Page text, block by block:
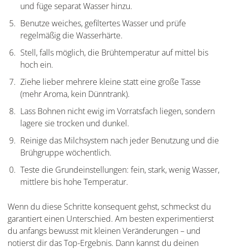
und füge separat Wasser hinzu.
Benutze weiches, gefiltertes Wasser und prüfe
regelmäßig die Wasserhärte.
Stell, falls möglich, die Brühtemperatur auf mittel bis
hoch ein.
Ziehe lieber mehrere kleine statt eine große Tasse
(mehr Aroma, kein Dünntrank).
Lass Bohnen nicht ewig im Vorratsfach liegen, sondern
lagere sie trocken und dunkel.
Reinige das Milchsystem nach jeder Benutzung und die
Brühgruppe wöchentlich.
Teste die Grundeinstellungen: fein, stark, wenig Wasser,
mittlere bis hohe Temperatur.
Wenn du diese Schritte konsequent gehst, schmeckst du
garantiert einen Unterschied. Am besten experimentierst
du anfangs bewusst mit kleinen Veränderungen – und
notierst dir das Top-Ergebnis. Dann kannst du deinen